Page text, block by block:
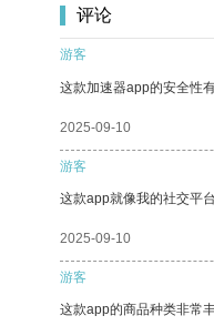
评论
游客
这款加速器app的安全性
2025-09-10
游客
这款app就像我的社交平
2025-09-10
游客
这款app的商品种类非常